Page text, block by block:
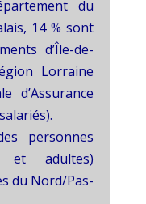
du
14 % sont
d’Île-de-
Lorraine
d’Assurance
salariés).
personnes
et adultes)
du Nord/Pas-